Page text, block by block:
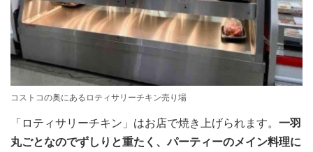
コストコの奥にあるロティサリーチキン売り場
「ロティサリーチキン」はお店で焼き上げられます。 一羽
丸ごとなのでずしりと重たく、パーティーのメイン料理に